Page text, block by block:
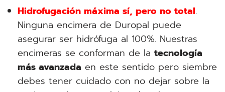
Hidrofugación máxima sí, pero no total.
Ninguna encimera de Duropal puede
asegurar ser hidrófuga al 100%. Nuestras
encimeras se conforman de la tecnología
más avanzada en este sentido pero siembre
debes tener cuidado con no dejar sobre la